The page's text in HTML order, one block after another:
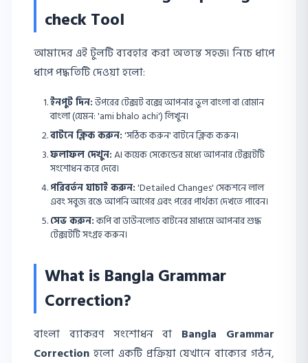
check Tool
আমাদের এই টুলটি ব্যবহার করা অত্যন্ত সহজ। নিচে ধাপে
ধাপে পদ্ধতিটি দেওয়া হলো:
ইনপুট দিন:উপরের টেক্সট বক্সে আপনার ভুল বাংলা বা রোমান
বাংলা (যেমন: 'ami bhalo achi') লিখুন।
বাটনে ক্লিক করুন:'সঠিক করুন' বাটনে ক্লিক করুন।
ফলাফল দেখুন:AI কয়েক সেকেন্ডের মধ্যে আপনার টেক্সটটি
সংশোধন করে দেবে।
পরিবর্তন যাচাই করুন:'Detailed Changes' সেকশনে লাল
এবং সবুজ রঙে আপনি আগের এবং পরের পার্থক্য দেখতে পাবেন।
সেভ করুন:কপি বা ডাউনলোড বাটনের মাধ্যমে আপনার শুদ্ধ
টেক্সটটি সংগ্রহ করুন।
What is Bangla Grammar
Correction?
বাংলা ব্যাকরণ সংশোধন বা Bangla Grammar
Correction হলো একটি প্রক্রিয়া যেখানে বাক্যের গঠন,